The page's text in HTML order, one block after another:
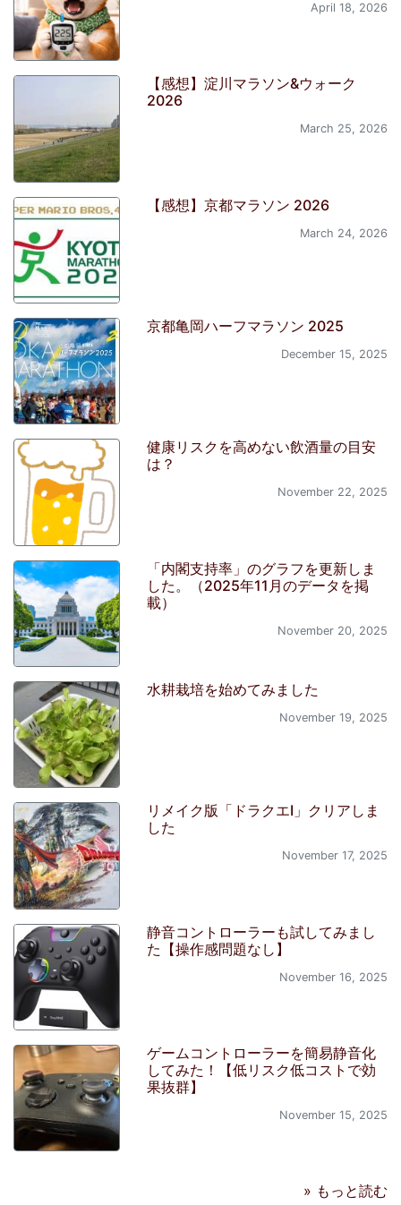
April 18, 2026
【感想】淀川マラソン&ウォーク
2026
March 25, 2026
【感想】京都マラソン 2026
March 24, 2026
京都亀岡ハーフマラソン 2025
December 15, 2025
健康リスクを高めない飲酒量の目安
は？
November 22, 2025
「内閣支持率」のグラフを更新しま
した。（2025年11月のデータを掲
載）
November 20, 2025
水耕栽培を始めてみました
November 19, 2025
リメイク版「ドラクエI」クリアしま
した
November 17, 2025
静音コントローラーも試してみまし
た【操作感問題なし】
November 16, 2025
ゲームコントローラーを簡易静音化
してみた！【低リスク低コストで効
果抜群】
November 15, 2025
» もっと読む